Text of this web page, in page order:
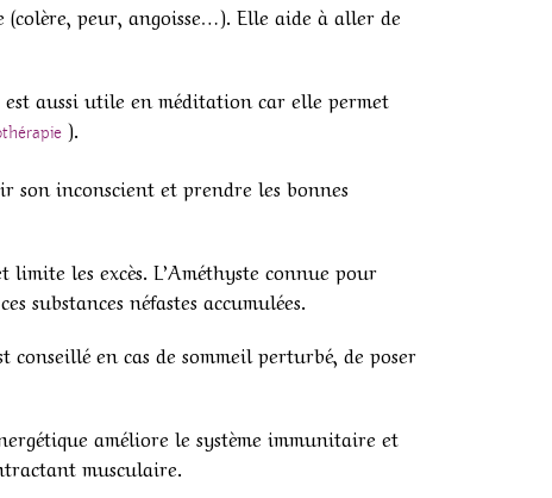
peur, angoisse…). Elle aide à aller de
aussi utile en méditation car elle permet
).
son inconscient et prendre les bonnes
les excès. L’Améthyste connue pour
substances néfastes accumulées.
en cas de sommeil perturbé, de poser
améliore le système immunitaire et
musculaire.